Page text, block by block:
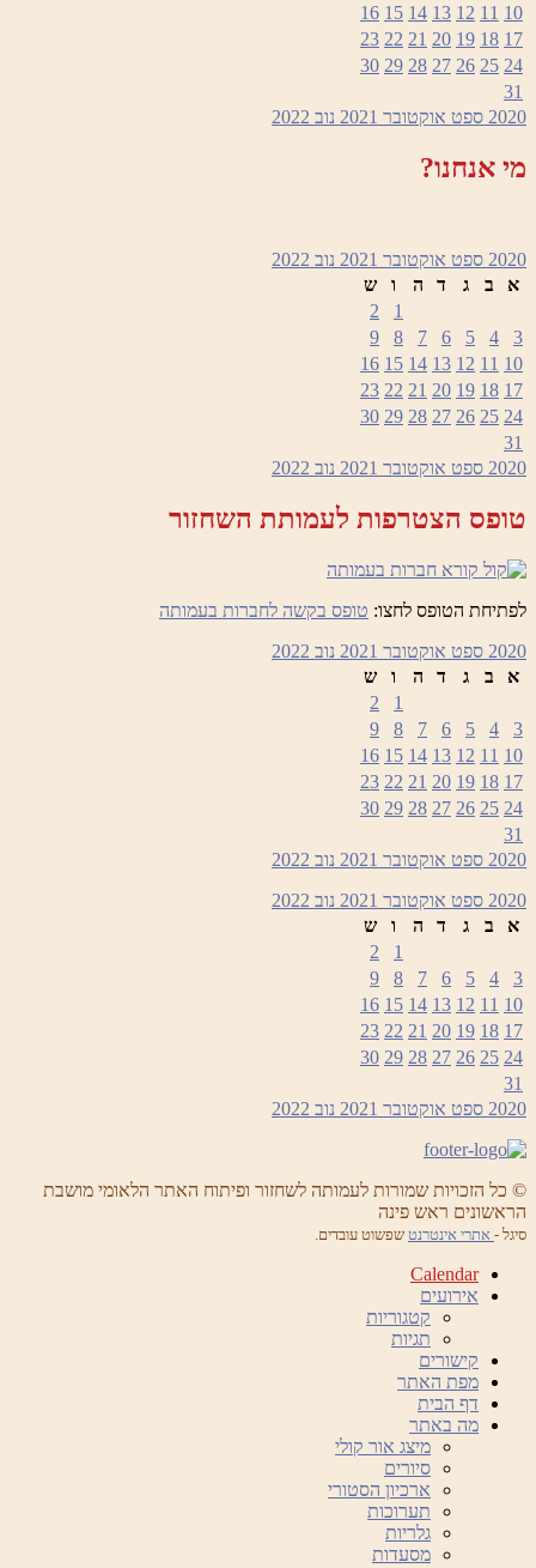
10
11
12
13
14
15
16
17
18
19
20
21
22
23
24
25
26
27
28
29
30
31
2020 ספט אוקטובר 2021 נוב 2022
מי אנחנו?
2020 ספט אוקטובר 2021 נוב 2022
א
ב ג ד ה ו
ש
1
2
3
4
5
6
7
8
9
10
11
12
13
14
15
16
17
18
19
20
21
22
23
24
25
26
27
28
29
30
31
2020 ספט אוקטובר 2021 נוב 2022
טופס הצטרפות לעמותת השחזור
לפתיחת הטופס לחצו: טופס בקשה לחברות בעמותה
2020 ספט אוקטובר 2021 נוב 2022
א
ב ג ד ה ו
ש
1
2
3
4
5
6
7
8
9
10
11
12
13
14
15
16
17
18
19
20
21
22
23
24
25
26
27
28
29
30
31
2020 ספט אוקטובר 2021 נוב 2022
2020 ספט אוקטובר 2021 נוב 2022
א
ב ג ד ה ו
ש
1
2
3
4
5
6
7
8
9
10
11
12
13
14
15
16
17
18
19
20
21
22
23
24
25
26
27
28
29
30
31
2020 ספט אוקטובר 2021 נוב 2022
© כל הזכויות שמורות לעמותה לשחזור ופיתוח האתר הלאומי מושבת
הראשונים ראש פינה
סיגל - אתרי אינטרנט שפשוט עובדים.
Calendar
אירועים
קטגוריות
תגיות
קישורים
מפת האתר
דף הבית
מה באתר
מיצג אור קולי
סיורים
ארכיון הסטורי
תערוכות
גלריות
מסעדות